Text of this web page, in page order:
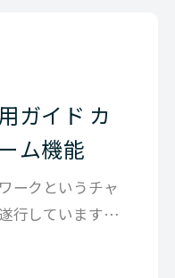
ガイド カ
ム機能
ークというチャ
行しています。
様とのやりと